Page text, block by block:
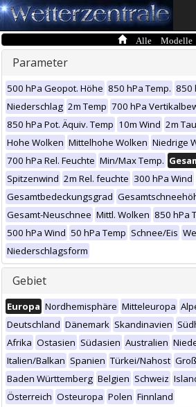
Alle Modelle
Parameter
500 hPa Geopot. Höhe 850 hPa Temp. 850
Niederschlag 2m Temp 700 hPa
850 hPa Pot. Äquiv. Temp 10m Wind 2m
Hohe Wolken Mittelhohe Wolken Niedrige
700 hPa Rel. Feuchte Min/Max Temp.
Spitzenwind 2m Rel. feuchte 300 hPa Wind
Gesamtbedeckungsgrad
Gesamt-Neuschnee Mittl. Wolken 850 hPa
500 hPa Wind 50 hPa Temp Schnee/Eis
Niederschlagsform
Gebiet
Europa Nordhemisphäre Mitteleuropa
Deutschland Dänemark Skandinavien
Afrika Ostasien Südasien Australien
Italien/Balkan Spanien Türkei/Nahost
Baden Württemberg Belgien Schweiz
Österreich Osteuropa Polen Finnland